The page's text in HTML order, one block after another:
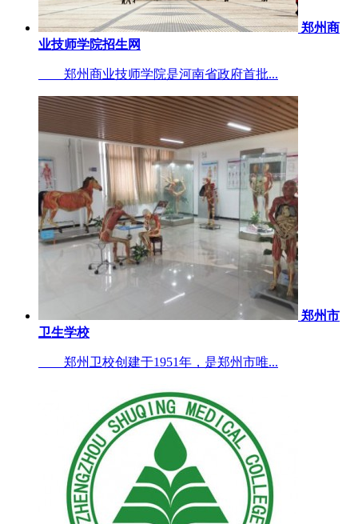
郑州商
业技师学院招生网
郑州商业技师学院是河南省政府首批...
郑州市
卫生学校
郑州卫校创建于1951年，是郑州市唯...